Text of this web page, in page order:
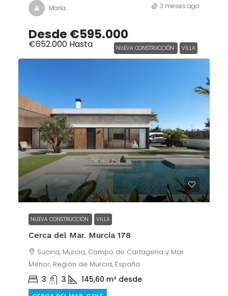
María 3 meses ago
NUEVA CONSTRUCCIÓN VILLA
Desde €595.000
€652.000 Hasta
NUEVA CONSTRUCCIÓN VILLA
Cerca del Mar. Murcia 178
Sucina, Murcia, Campo de Cartagena y Mar
Menor, Región de Murcia, España
3 3 145,60 m² desde